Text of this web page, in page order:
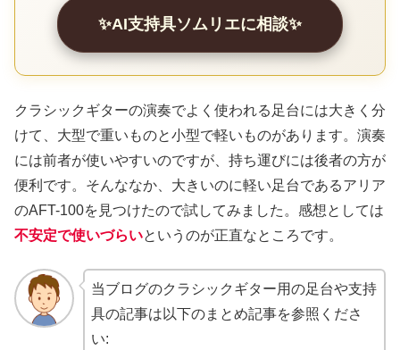
✨AI支持具ソムリエに相談✨
クラシックギターの演奏でよく使われる足台には大きく分
けて、大型で重いものと小型で軽いものがあります。演奏
には前者が使いやすいのですが、持ち運びには後者の方が
便利です。そんななか、大きいのに軽い足台であるアリア
のAFT-100を見つけたので試してみました。感想としては
不安定で使いづらいというのが正直なところです。
当ブログのクラシックギター用の足台や支持
具の記事は以下のまとめ記事を参照くださ
い: